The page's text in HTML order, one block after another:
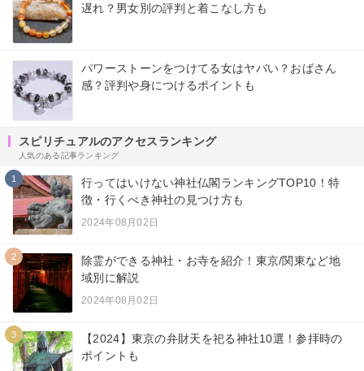
遅れ？男女別の評判と着こなし方も
パワーストーンをつけてる女はヤバい？おばさん
感？評判や身につけるポイントも
スピリチュアルのアクセスランキング
人気のある記事ランキング
1
行ってはいけない神社仏閣ランキングTOP10！特
徴・行くべき神社の見つけ方も
2024年08月02日
2
除霊ができる神社・お寺を紹介！東京/関東など地
域別に解説
2024年08月02日
3
【2024】東京の弁財天を祀る神社10選！参拝時の
ポイントも